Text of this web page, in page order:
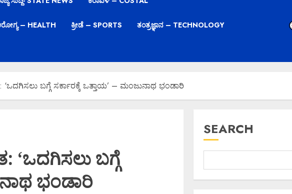
– HEALTH ಕ್ರೀಡೆ – SPORTS ತಂತ್ರಜ್ಞಾನ – TECHNOLOGY
ಬಗ್ಗೆ ಸರ್ಕಾರಕ್ಕೆ ಒತ್ತಾಯ’ – ಮಂಜುನಾಥ ಭಂಡಾರಿ
‘ಒದಗಿಸಲು ಬಗ್ಗೆ
ಭಂಡಾರಿ
SEARCH